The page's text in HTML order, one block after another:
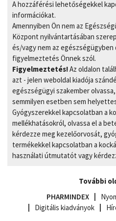
A hozzáférési lehetőségekkel
információkat.
Amennyiben Ön nem az
Központ nyilvántartásában
és/vagy nem az
figyelmeztetés Önnek szól.
Figyelmeztetés!Az oldalon
azt - jelen weboldal kiadója
egészségügyi szakember
semmilyen esetben sem
Gyógyszerekkel kapcsolatban a
mellékhatásokról, olvassa el a
kérdezze meg kezelőorvosát,
termékekkel kapcsolatban a
használati útmutatót vagy
További
PHARMINDEX
Digitális kiadványok